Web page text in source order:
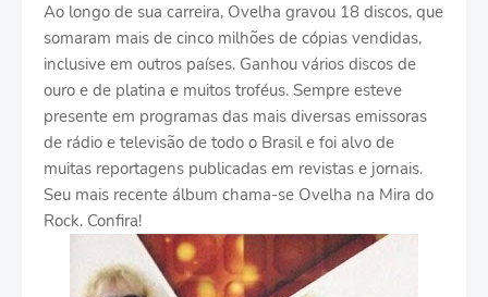
Ao longo de sua carreira, Ovelha gravou 18 discos, que
somaram mais de cinco milhões de cópias vendidas,
inclusive em outros países. Ganhou vários discos de
ouro e de platina e muitos troféus. Sempre esteve
presente em programas das mais diversas emissoras
de rádio e televisão de todo o Brasil e foi alvo de
muitas reportagens publicadas em revistas e jornais.
Seu mais recente álbum chama-se Ovelha na Mira do
Rock. Confira!